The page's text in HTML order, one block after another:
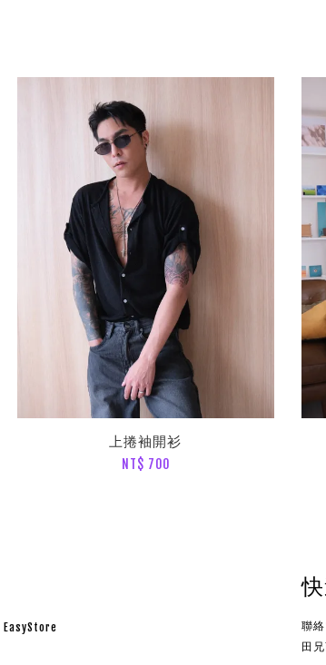
上捲袖開衫
NT$ 700
EasyStore
聯
田